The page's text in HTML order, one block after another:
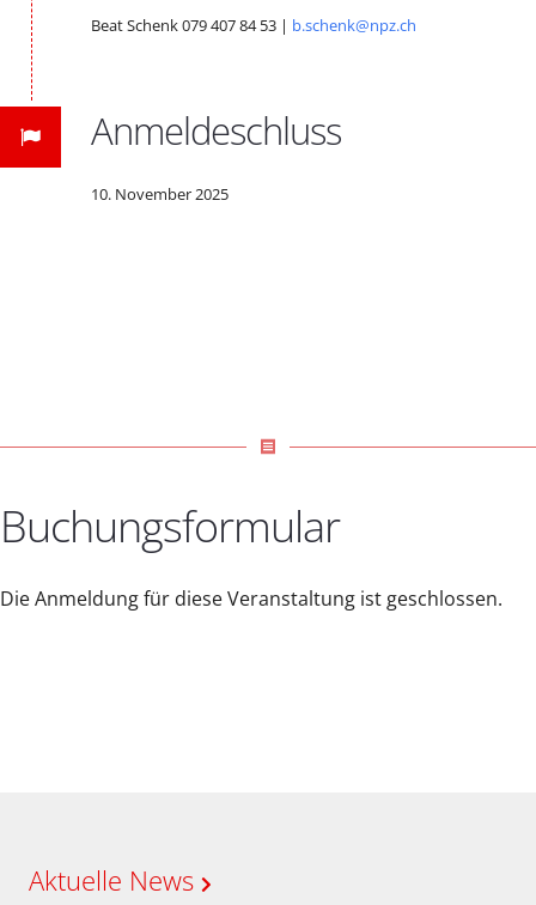
Beat Schenk 079 407 84 53 | b.schenk@npz.ch
Anmeldeschluss
10. November 2025
receipt
Buchungsformular
Die Anmeldung für diese Veranstaltung ist geschlossen.
Aktuelle News